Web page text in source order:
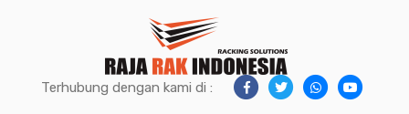
Terhubung dengan kami di :